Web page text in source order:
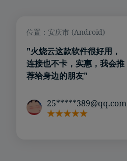
位置：安庆市 (Android)
"火烧云这款软件很好用，
连接也不卡，实惠，我会推
荐给身边的朋友"
25*****389@qq.com